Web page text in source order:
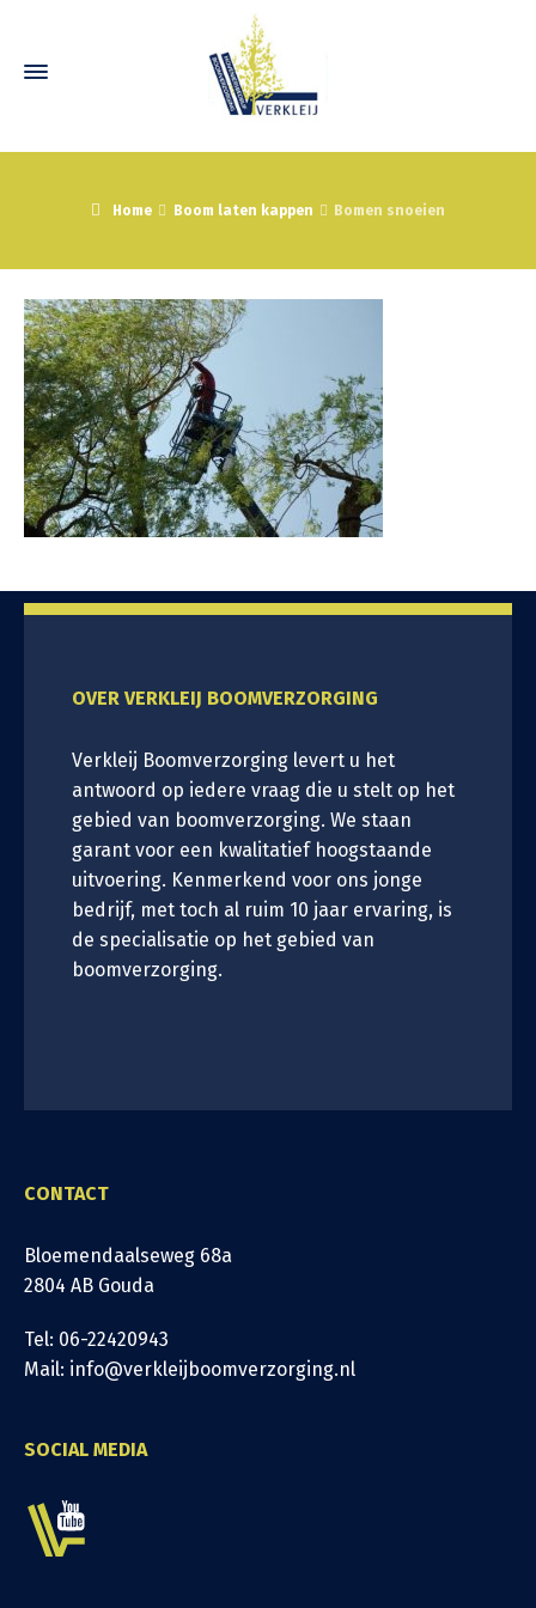
Home Boom laten kappen Bomen snoeien
OVER VERKLEIJ BOOMVERZORGING
Verkleij Boomverzorging levert u het
antwoord op iedere vraag die u stelt op het
gebied van boomverzorging. We staan
garant voor een kwalitatief hoogstaande
uitvoering. Kenmerkend voor ons jonge
bedrijf, met toch al ruim 10 jaar ervaring, is
de specialisatie op het gebied van
boomverzorging.
CONTACT
Bloemendaalseweg 68a
2804 AB Gouda
Tel: 06-22420943
Mail: info@verkleijboomverzorging.nl
SOCIAL MEDIA